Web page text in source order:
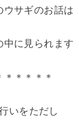
ウサギのお話は
中に見られます
＊＊＊＊＊
いをただし